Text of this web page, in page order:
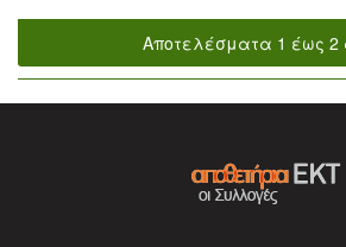
Αποτελέσματα 1 έως 2